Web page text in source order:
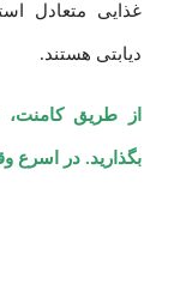
غذایی متعادل
دیابتی هستند.
از طریق
بگذارید. در اسرع